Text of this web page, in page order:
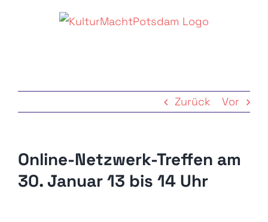
Zurück Vor
Online-Netzwerk-Treffen am
30. Januar 13 bis 14 Uhr